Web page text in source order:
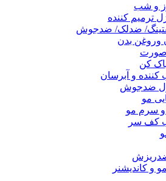
و شب
ترمیم کننده
ضدلک/ ضدجوش
وروغن بدن
کن
و آبرسان
ضدجوش
مو
و سرم مو
کف سر
و کاندیشنر